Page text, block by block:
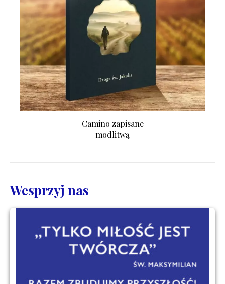
Camino zapisane
modlitwą
Wesprzyj nas